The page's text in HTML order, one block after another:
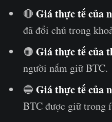
🔴 Giá thực tế của
đã đổi chủ trong
🟠 Giá thực tế của
người nắm giữ BTC.
🔵 Giá thực tế của
BTC được giữ trong